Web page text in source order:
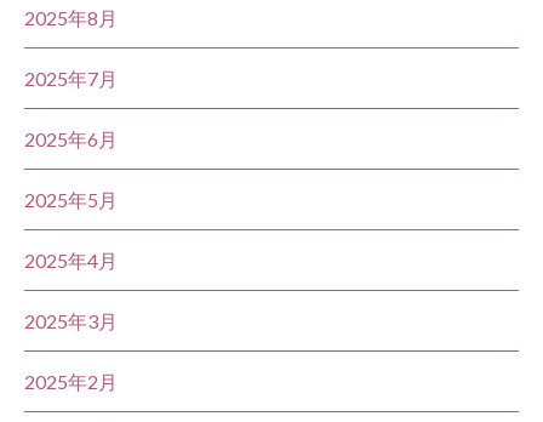
2025年8月
2025年7月
2025年6月
2025年5月
2025年4月
2025年3月
2025年2月